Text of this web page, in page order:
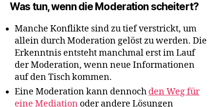
Was tun, wenn die Moderation scheitert?
Manche Konflikte sind zu tief verstrickt, um
allein durch Moderation gelöst zu werden. Die
Erkenntnis entsteht manchmal erst im Lauf
der Moderation, wenn neue Informationen
auf den Tisch kommen.
Eine Moderation kann dennoch den Weg für
eine Mediation oder andere Lösungen